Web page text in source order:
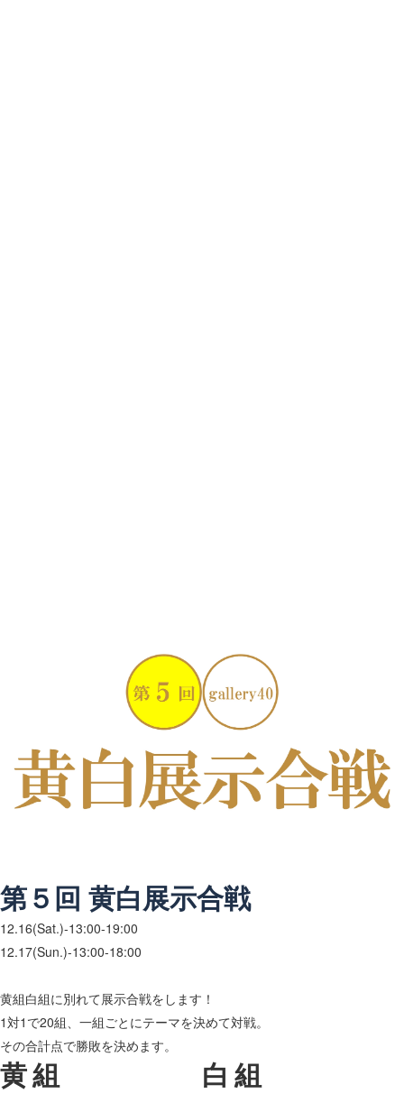
第５回 黄白展示合戦
12.16(Sat.)-13:00-19:00
12.17(Sun.)-13:00-18:00
黄組白組に別れて展示合戦をします！
1対1で20組、一組ごとにテーマを決めて対戦。
その合計点で勝敗を決めます。
黄組 白組